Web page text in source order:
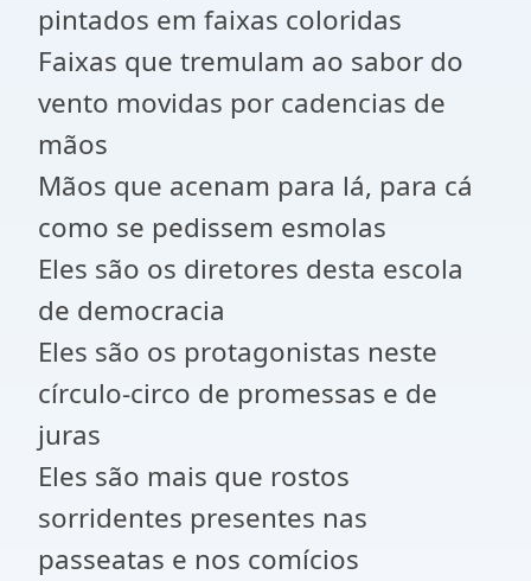
pintados em faixas coloridas
Faixas que tremulam ao sabor do
vento movidas por cadencias de
mãos
Mãos que acenam para lá, para cá
como se pedissem esmolas
Eles são os diretores desta escola
de democracia
Eles são os protagonistas neste
círculo-circo de promessas e de
juras
Eles são mais que rostos
sorridentes presentes nas
passeatas e nos comícios